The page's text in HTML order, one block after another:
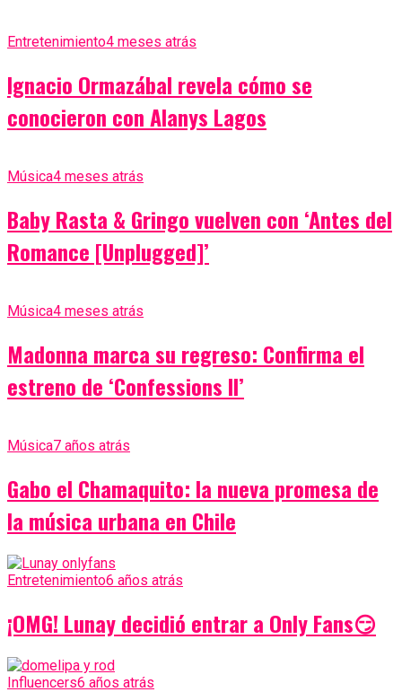
Entretenimiento4 meses atrás
Ignacio Ormazábal revela cómo se
conocieron con Alanys Lagos
Música4 meses atrás
Baby Rasta & Gringo vuelven con ‘Antes del
Romance [Unplugged]’
Música4 meses atrás
Madonna marca su regreso: Confirma el
estreno de ‘Confessions II’
Música7 años atrás
Gabo el Chamaquito: la nueva promesa de
la música urbana en Chile
Entretenimiento6 años atrás
¡OMG! Lunay decidió entrar a Only Fans😏
Influencers6 años atrás